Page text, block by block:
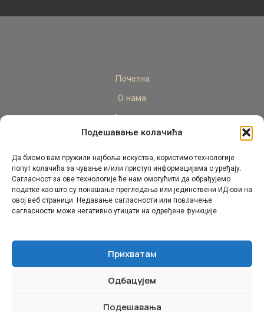
Подешавање колачића
Да бисмо вам пружили најбоља искуства, користимо технологије
попут колачића за чување и/или приступ информацијама о уређају.
Сагласност за ове технологије ће нам омогућити да обрађујемо
податке као што су понашање прегледања или јединствени ИД-ови на
овој веб страници. Недавање сагласности или повлачење
сагласности може негативно утицати на одређене функције.
Прихватам
Одбацујем
Подешавања
Почетна
О нама
Актуелно
Стручни кадар
Пројекти
Архива
Контакт
© Републички педагошки завод Републике Српске.